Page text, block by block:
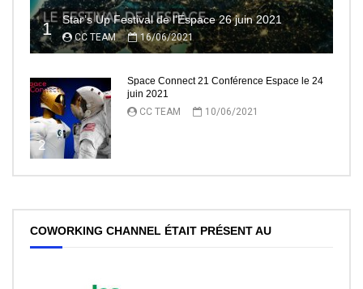
1 Star’s Up Festival de l’Espace 26 juin 2021
CC TEAM 16/06/2021
2
Space Connect 21 Conférence Espace le 24
juin 2021
CC TEAM
10/06/2021
COWORKING CHANNEL ÉTAIT PRÉSENT AU